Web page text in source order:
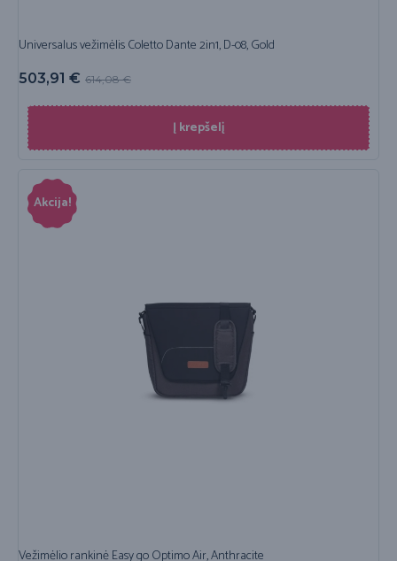
Universalus vežimėlis Coletto Dante 2in1, D-08, Gold
614,08€
503,91 €
Į krepšelį
Akcija!
Vežimėlio rankinė Easy go Optimo Air, Anthracite